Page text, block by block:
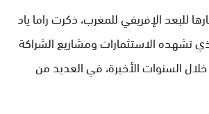
الإفريقي للمغرب، ذكرت راما ياد
تشهده الاستثمارات ومشاريع الشراكة
السنوات الأخيرة، في العديد من